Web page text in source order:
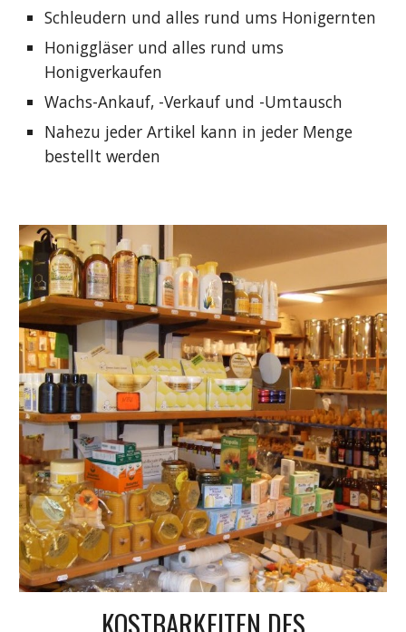
Schleudern und alles rund ums Honigernten
Honiggläser und alles rund ums
Honigverkaufen
Wachs-Ankauf, -Verkauf und -Umtausch
Nahezu jeder Artikel kann in jeder Menge
bestellt werden
KOSTBARKEITEN DES